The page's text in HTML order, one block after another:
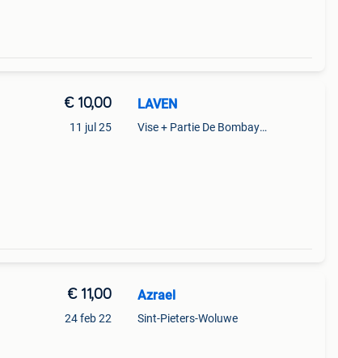
€ 10,00
11 jul 25
LAVEN
Vise + Partie De Bombaye,Hac- Court, Hermalle-Ss-Argenteau
€ 11,00
24 feb 22
Azrael
Sint-Pieters-Woluwe